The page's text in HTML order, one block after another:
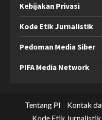
Kebijakan Privasi
Kode Etik Jurnalistik
Pedoman Media Siber
PIFA Media Network
Tentang PI Kontak
Kode Etik Jurnalistik